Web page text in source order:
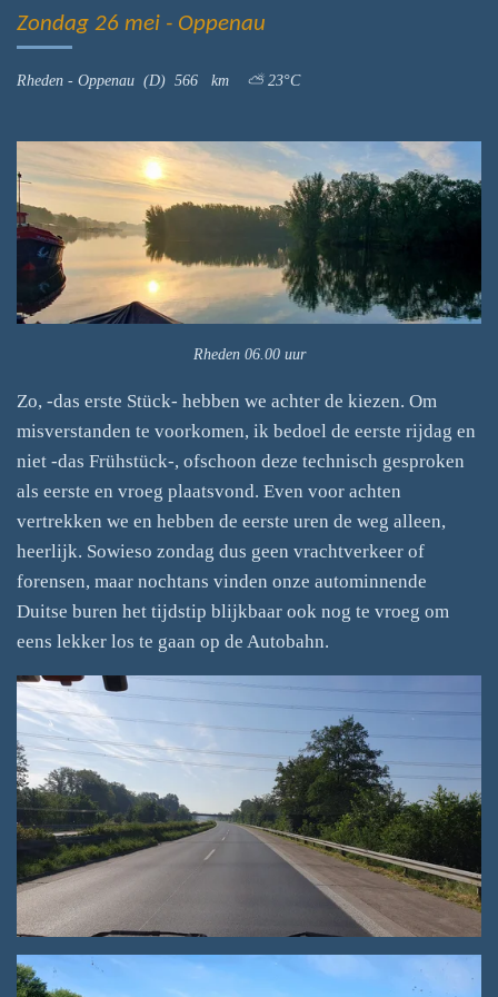
Zondag 26 mei - Oppenau
Rheden - Oppenau (D) 566 km ⛅ 23°C
Rheden 06.00 uur
Zo, -das erste Stück- hebben we achter de kiezen. Om
misverstanden te voorkomen, ik bedoel de eerste rijdag en
niet -das Frühstück-, ofschoon deze technisch gesproken
als eerste en vroeg plaatsvond. Even voor achten
vertrekken we en hebben de eerste uren de weg alleen,
heerlijk. Sowieso zondag dus geen vrachtverkeer of
forensen, maar nochtans vinden onze autominnende
Duitse buren het tijdstip blijkbaar ook nog te vroeg om
eens lekker los te gaan op de Autobahn.